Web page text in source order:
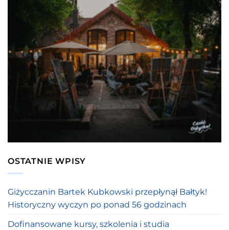
OSTATNIE WPISY
Giżycczanin Bartek Kubkowski przepłynął Bałtyk!
Historyczny wyczyn po ponad 56 godzinach
Dofinansowane kursy, szkolenia i studia